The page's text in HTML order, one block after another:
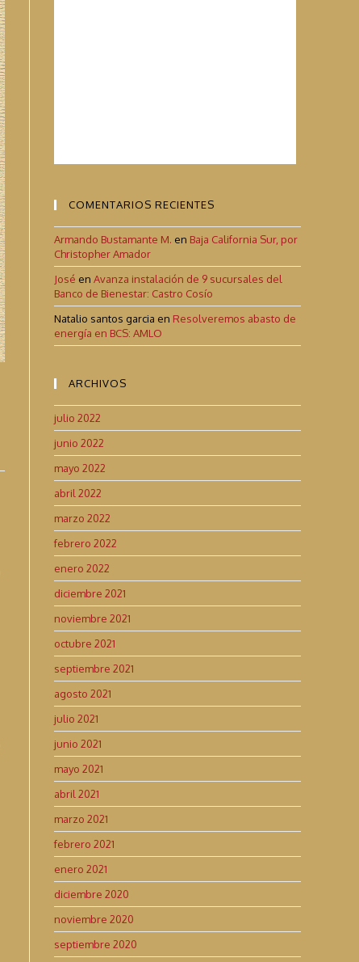
COMENTARIOS RECIENTES
Armando Bustamante M. en Baja California Sur, por
Christopher Amador
José en Avanza instalación de 9 sucursales del
Banco de Bienestar: Castro Cosío
Natalio santos garcia en Resolveremos abasto de
energía en BCS: AMLO
ARCHIVOS
julio 2022
junio 2022
mayo 2022
abril 2022
marzo 2022
febrero 2022
enero 2022
diciembre 2021
noviembre 2021
octubre 2021
septiembre 2021
agosto 2021
julio 2021
junio 2021
mayo 2021
abril 2021
marzo 2021
febrero 2021
enero 2021
diciembre 2020
noviembre 2020
septiembre 2020